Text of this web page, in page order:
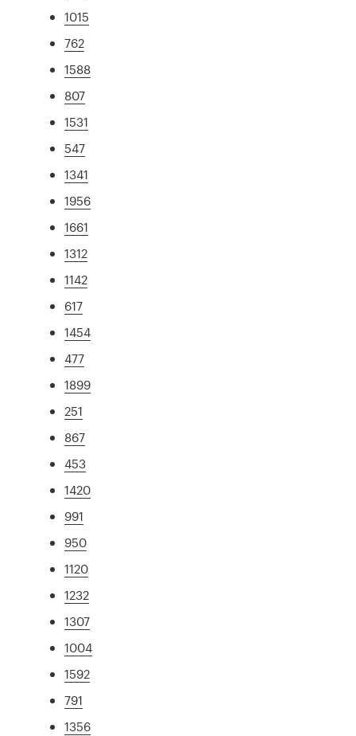
1015
762
1588
807
1531
547
1341
1956
1661
1312
1142
617
1454
477
1899
251
867
453
1420
991
950
1120
1232
1307
1004
1592
791
1356